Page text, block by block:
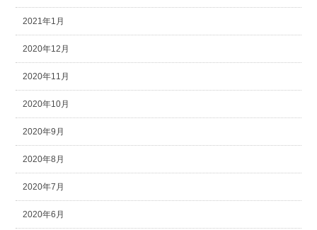
2021年1月
2020年12月
2020年11月
2020年10月
2020年9月
2020年8月
2020年7月
2020年6月